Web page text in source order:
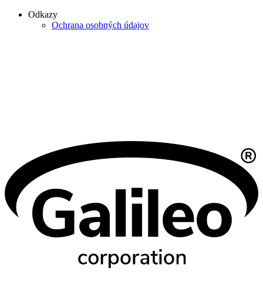
Odkazy
Ochrana osobných údajov